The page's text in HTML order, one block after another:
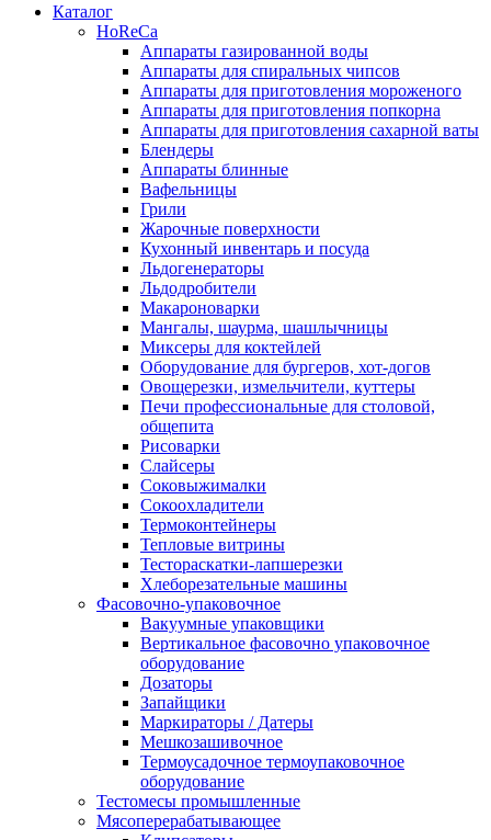
Каталог
HoReCa
Аппараты газированной воды
Аппараты для спиральных чипсов
Аппараты для приготовления мороженого
Аппараты для приготовления попкорна
Аппараты для приготовления сахарной ваты
Блендеры
Аппараты блинные
Вафельницы
Грили
Жарочные поверхности
Кухонный инвентарь и посуда
Льдогенераторы
Льдодробители
Макароноварки
Мангалы, шаурма, шашлычницы
Миксеры для коктейлей
Оборудование для бургеров, хот-догов
Овощерезки, измельчители, куттеры
Печи профессиональные для столовой,
общепита
Рисоварки
Слайсеры
Соковыжималки
Сокоохладители
Термоконтейнеры
Тепловые витрины
Тестораскатки-лапшерезки
Хлеборезательные машины
Фасовочно-упаковочное
Вакуумные упаковщики
Вертикальное фасовочно упаковочное
оборудование
Дозаторы
Запайщики
Маркираторы / Датеры
Мешкозашивочное
Термоусадочное термоупаковочное
оборудование
Тестомесы промышленные
Мясоперерабатывающее